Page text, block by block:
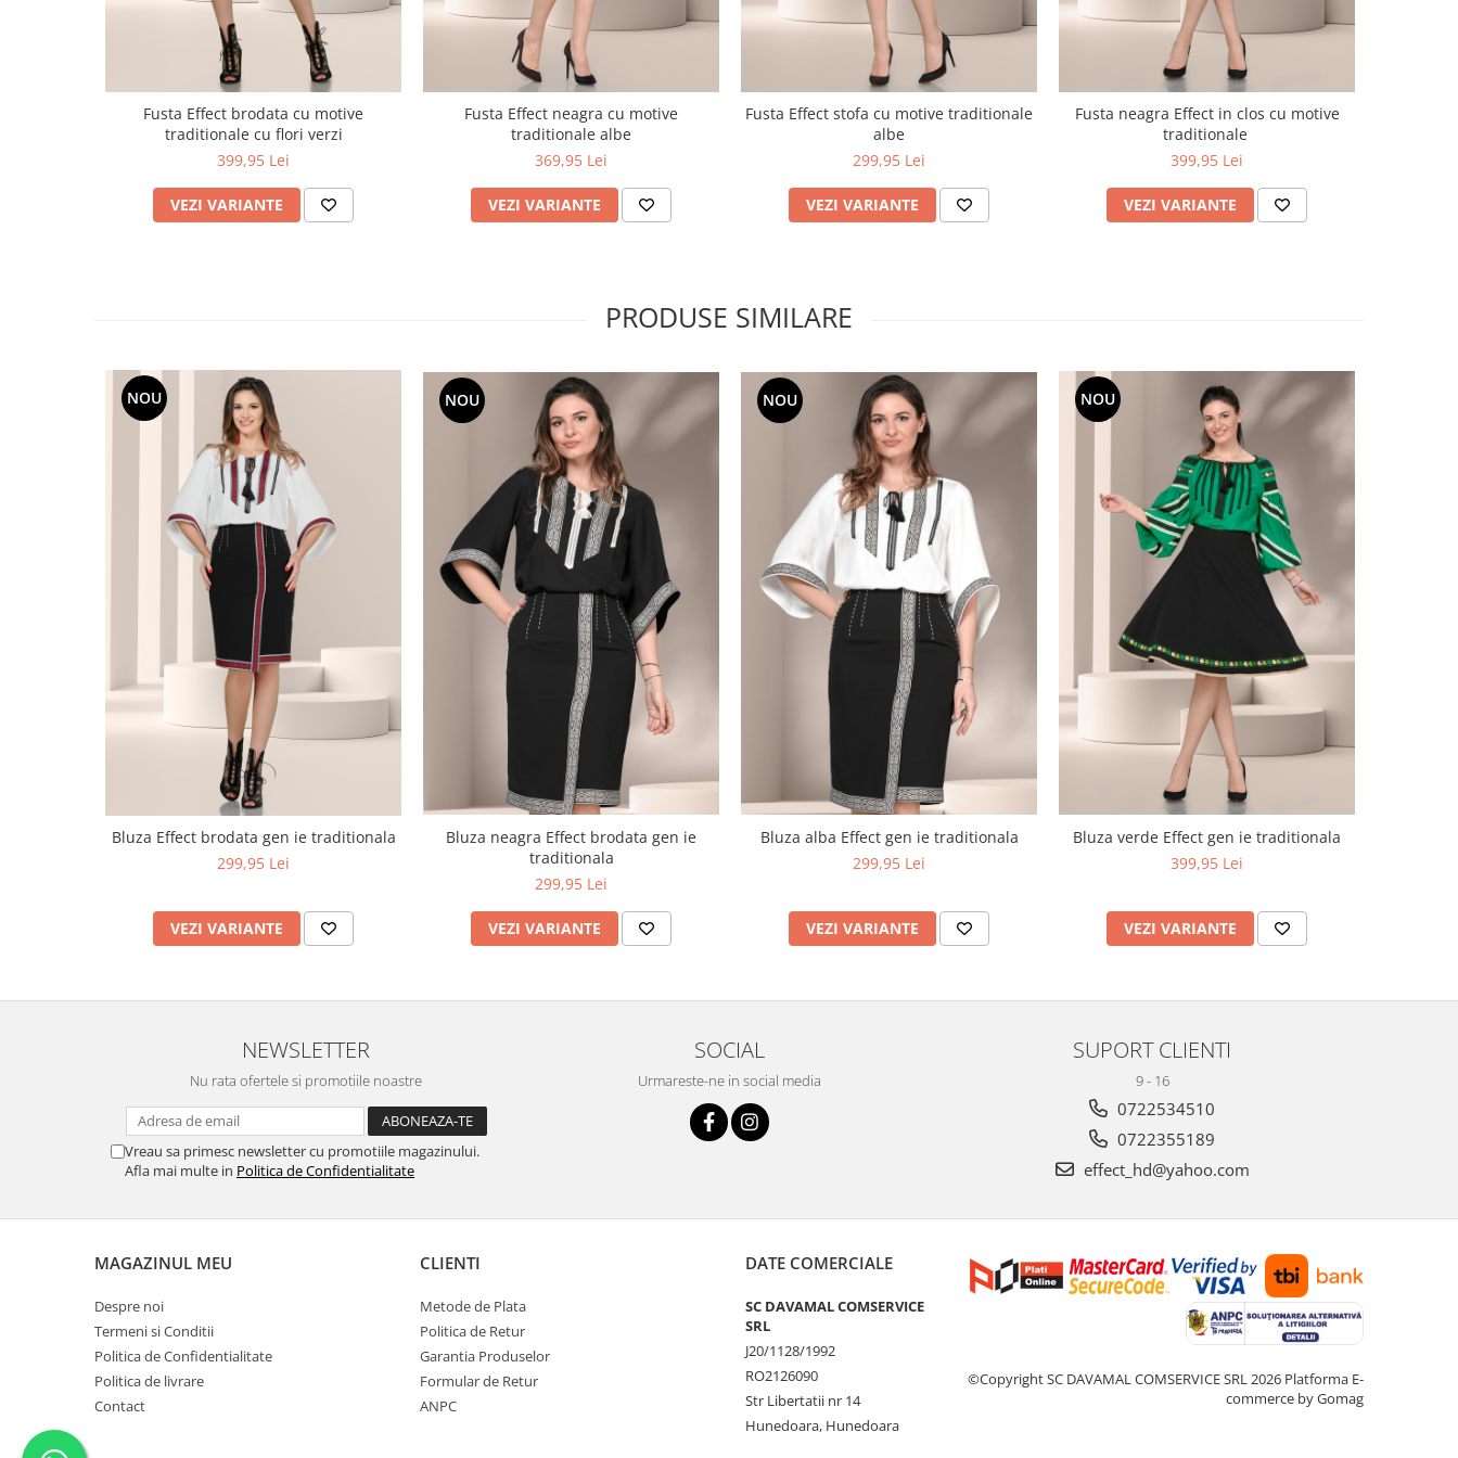
Fusta Effect brodata cu motive
traditionale cu flori verzi
399,95 Lei
VEZI VARIANTE
Fusta Effect neagra cu motive
traditionale albe
369,95 Lei
VEZI VARIANTE
Fusta Effect stofa cu motive traditionale
albe
299,95 Lei
VEZI VARIANTE
Fusta neagra Effect in clos cu motive
traditionale
399,95 Lei
VEZI VARIANTE
PRODUSE SIMILARE
NOU
Bluza Effect brodata gen ie traditionala
299,95 Lei
VEZI VARIANTE
NOU
Bluza neagra Effect brodata gen ie
traditionala
299,95 Lei
VEZI VARIANTE
NOU
Bluza alba Effect gen ie traditionala
299,95 Lei
VEZI VARIANTE
NOU
Bluza verde Effect gen ie traditionala
399,95 Lei
VEZI VARIANTE
NEWSLETTER
Nu rata ofertele si promotiile noastre
Vreau sa primesc newsletter cu promotiile magazinului.
Afla mai multe in Politica de Confidentialitate
SOCIAL
Urmareste-ne in social media
SUPORT CLIENTI
9 - 16
0722534510
0722355189
effect_hd@yahoo.com
MAGAZINUL MEU
Despre noi
Termeni si Conditii
Politica de Confidentialitate
Politica de livrare
Contact
CLIENTI
Metode de Plata
Politica de Retur
Garantia Produselor
Formular de Retur
ANPC
DATE COMERCIALE
SC DAVAMAL COMSERVICE
SRL
J20/1128/1992
RO2126090
Str Libertatii nr 14
Hunedoara, Hunedoara
©Copyright SC DAVAMAL COMSERVICE SRL 2026 Platforma E-
commerce by Gomag